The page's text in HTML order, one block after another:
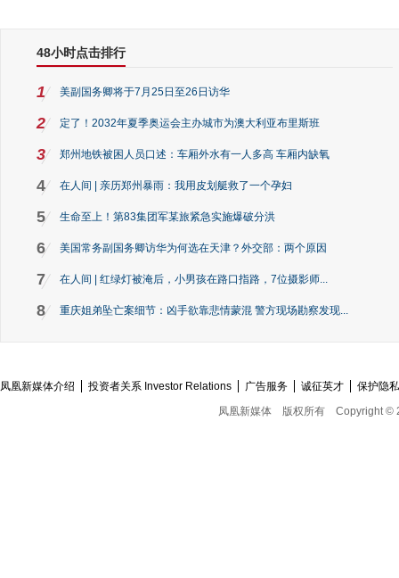
48小时点击排行
1 美副国务卿将于7月25日至26日访华
2 定了！2032年夏季奥运会主办城市为澳大利亚布里斯班
3 郑州地铁被困人员口述：车厢外水有一人多高 车厢内缺氧
4 在人间 | 亲历郑州暴雨：我用皮划艇救了一个孕妇
5 生命至上！第83集团军某旅紧急实施爆破分洪
6 美国常务副国务卿访华为何选在天津？外交部：两个原因
7 在人间 | 红绿灯被淹后，小男孩在路口指路，7位摄影师...
8 重庆姐弟坠亡案细节：凶手欲靠悲情蒙混 警方现场勘察发现...
凤凰新媒体介绍 投资者关系 Investor Relations 广告服务 诚征英才
保护隐
凤凰新媒体
版权所有 Copyright ©